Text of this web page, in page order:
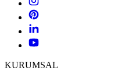
KURUMSAL